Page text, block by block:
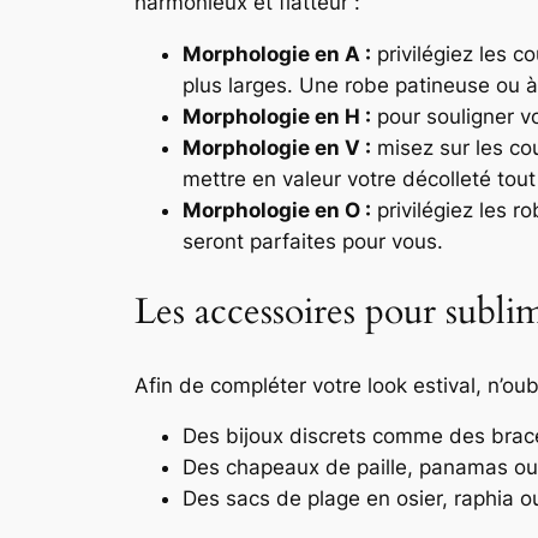
Morphologie en A : privilégiez les
plus larges. Une robe patineuse ou
Morphologie en H : pour souligner
Morphologie en V : misez sur les
mettre en valeur votre décolleté
Morphologie en O : privilégiez les
seront parfaites pour vous.
Les accessoires pour
Afin de compléter votre look estival,
Des bijoux discrets comme des
Des chapeaux de paille, panamas
Des sacs de plage en osier, raphia